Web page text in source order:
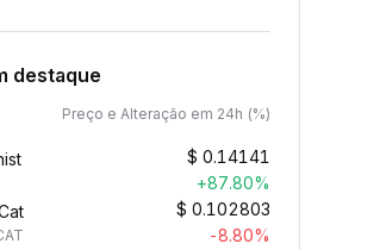
destaque
Preço e Alteração em 24h (%)
$ 0.14141
+87.80%
$ 0.102803
-8.80%